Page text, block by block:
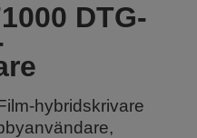
DTG-
hybridskrivare